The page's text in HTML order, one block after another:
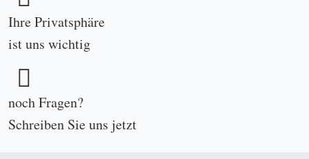
Ihre Privatsphäre
ist uns wichtig
noch Fragen?
Schreiben Sie uns jetzt